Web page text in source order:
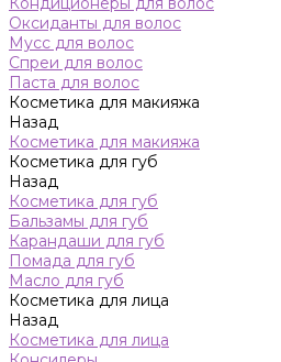
Оксиданты для волос
Мусс для волос
Спреи для волос
Паста для волос
Косметика для макияжа
Назад
Косметика для макияжа
Косметика для губ
Назад
Косметика для губ
Бальзамы для губ
Карандаши для губ
Помада для губ
Масло для губ
Косметика для лица
Назад
Косметика для лица